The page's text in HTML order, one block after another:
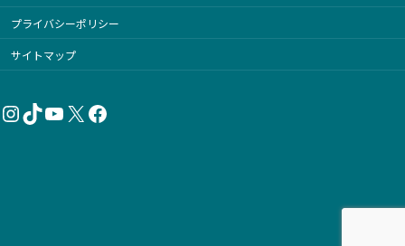
プライバシーポリシー
サイトマップ
Instagram
TikTok
YouTube
X Facebook